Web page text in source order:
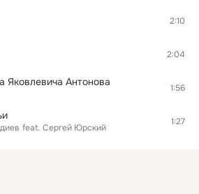
2:10
2:04
Яковлевича Антонова 1:56
feat. Сергей Юрский
1:27